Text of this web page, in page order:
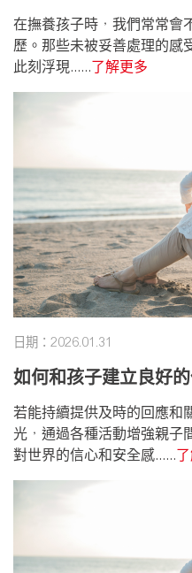
在撫養孩子時，我們常常會
歷。那些未被妥善處理的感
此刻浮現......了解更多
日期：2026.01.31
如何和孩子建立良好
若能持續提供及時的回應和
光，通過各種活動增強親子
對世界的信心和安全感......